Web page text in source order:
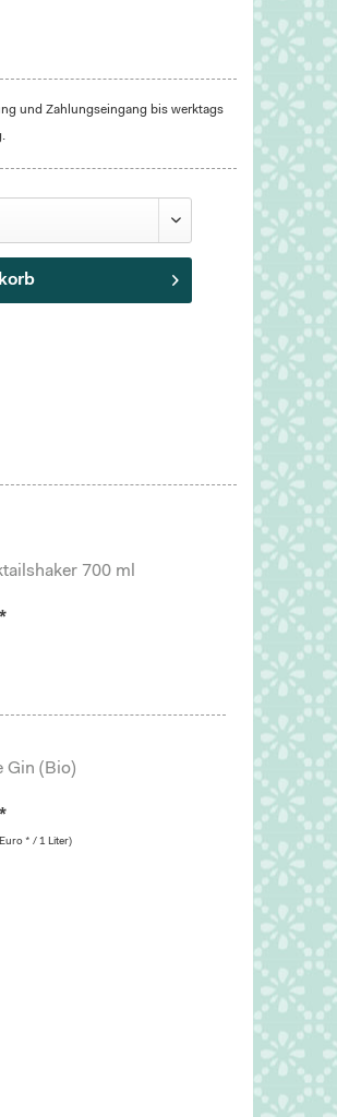
und Zahlungseingang bis werktags
700 ml
Gin (Bio)
* / 1 Liter)